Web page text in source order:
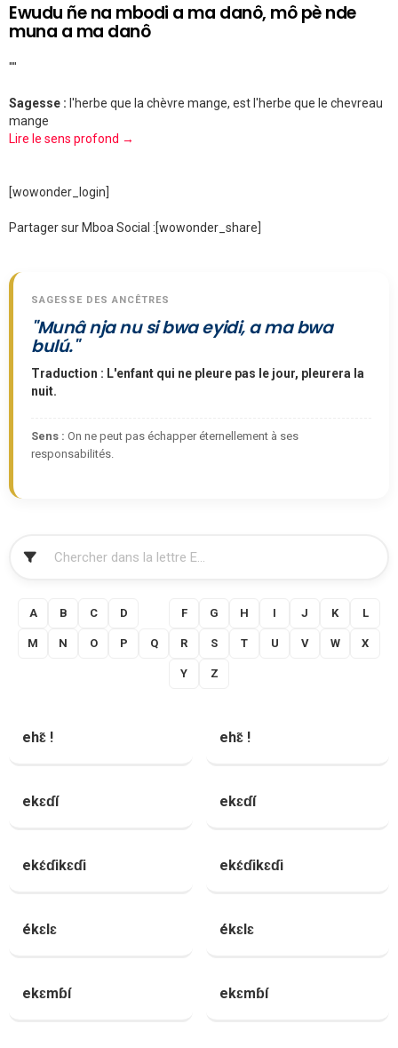
Ewudu ñe na mbodi a ma danô, mô pè nde
muna a ma danô
""
Sagesse : l'herbe que la chèvre mange, est l'herbe que le chevreau
mange
Lire le sens profond →
[wowonder_login]
Partager sur Mboa Social :[wowonder_share]
SAGESSE DES ANCÊTRES
"Munâ nja nu si bwa eyidi, a ma bwa
bulú."
Traduction : L'enfant qui ne pleure pas le jour, pleurera la
nuit.
Sens : On ne peut pas échapper éternellement à ses
responsabilités.
A B C D F G H I J K L
M N O P Q R S T U V W X
Y Z
ehɛ̃ ! ehɛ̃ !
ekɛɗí ekɛɗí
ekɛ́ɗikɛɗi ekɛ́ɗikɛɗi
ékɛlɛ ékɛlɛ
ekɛmɓí ekɛmɓí